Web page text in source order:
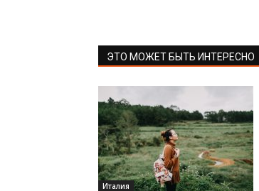
ЭТО МОЖЕТ БЫТЬ ИНТЕРЕСНО
Италия